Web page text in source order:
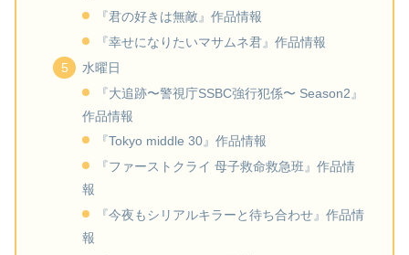
『君の好きは無敵』作品情報
『幸せになりたいマサムネ君』作品情報
水曜日
『大追跡〜警視庁SSBC強行犯係〜 Season2』
作品情報
『Tokyo middle 30』作品情報
『ファーストクライ 母子救命救急班』作品情
報
『今夜もシリアルキラーと待ち合わせ』作品情
報